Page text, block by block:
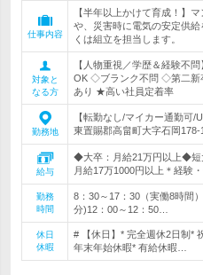
仕事内容
【半年以上かけて育成！】
や、災害時に電気の安定供
くは組立を担当します。
対象と
なる方
【人物重視／学歴＆経験不
OK ◇ブランク不問 ◇第二
あり ★高い社員定着率
勤務地
【転勤なし/マイカー通勤可
東置賜郡高畠町大字石岡178-1
給与
◆大卒：月給21万円以上◆短
月給17万1000円以上＊経験
勤務
時間
8：30～17：30（実働8時
分)12：00～12：50…
休日
休暇
# 【休日】* 完全週休2日制*
年末年始休暇* 有給休暇…